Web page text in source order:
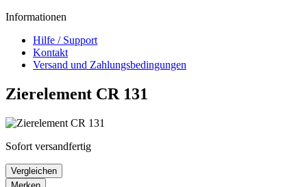
Informationen
Hilfe / Support
Kontakt
Versand und Zahlungsbedingungen
Zierelement CR 131
Sofort versandfertig
Vergleichen